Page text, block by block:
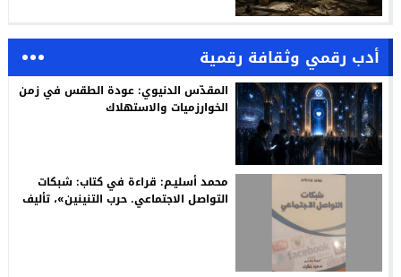
أدب رقمي وثقافة رقمية
المقدّس الدنيوي: عودة الطقس في زمن
الخوارزميات والاستهلاك
محمد أسليـم: قراءة في كتاب: شبكات
التواصل الاجتماعي. حرب التنينين»، تأليف